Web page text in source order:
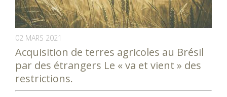
02 MARS 2021
Acquisition de terres agricoles au Brésil
par des étrangers Le « va et vient » des
restrictions.